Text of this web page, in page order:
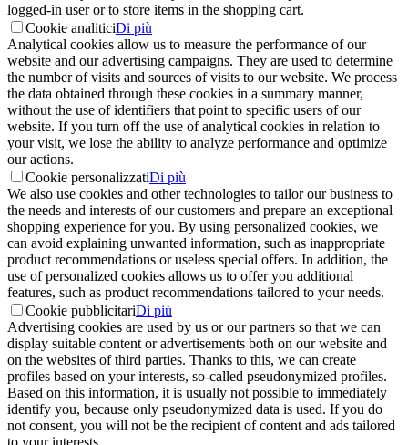
logged-in user or to store items in the shopping cart.
Cookie analiticiDi più
Analytical cookies allow us to measure the performance of our
website and our advertising campaigns. They are used to determine
the number of visits and sources of visits to our website. We process
the data obtained through these cookies in a summary manner,
without the use of identifiers that point to specific users of our
website. If you turn off the use of analytical cookies in relation to
your visit, we lose the ability to analyze performance and optimize
our actions.
Cookie personalizzatiDi più
We also use cookies and other technologies to tailor our business to
the needs and interests of our customers and prepare an exceptional
shopping experience for you. By using personalized cookies, we
can avoid explaining unwanted information, such as inappropriate
product recommendations or useless special offers. In addition, the
use of personalized cookies allows us to offer you additional
features, such as product recommendations tailored to your needs.
Cookie pubblicitariDi più
Advertising cookies are used by us or our partners so that we can
display suitable content or advertisements both on our website and
on the websites of third parties. Thanks to this, we can create
profiles based on your interests, so-called pseudonymized profiles.
Based on this information, it is usually not possible to immediately
identify you, because only pseudonymized data is used. If you do
not consent, you will not be the recipient of content and ads tailored
to your interests.